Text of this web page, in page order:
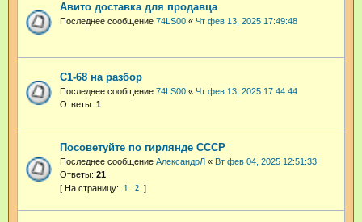
Авито доставка для продавца
Последнее сообщение 74LS00 « Чт фев 13, 2025 17:49:48
С1-68 на разбор
Последнее сообщение 74LS00 « Чт фев 13, 2025 17:44:44
Ответы: 1
Посоветуйте по гирлянде СССР
Последнее сообщение АлександрЛ « Вт фев 04, 2025 12:51:33
Ответы: 21
1 2